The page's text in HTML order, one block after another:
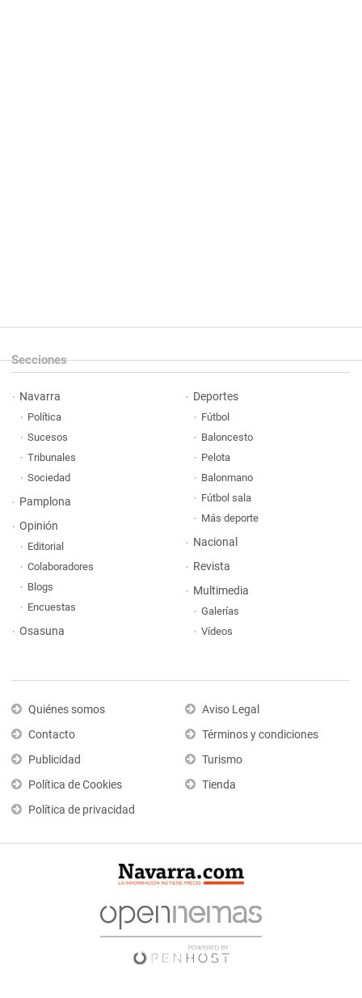
Secciones
Navarra
Política
Sucesos
Tribunales
Sociedad
Pamplona
Opinión
Editorial
Colaboradores
Blogs
Encuestas
Osasuna
Deportes
Fútbol
Baloncesto
Pelota
Balonmano
Fútbol sala
Más deporte
Nacional
Revista
Multimedia
Galerías
Vídeos
Quiénes somos
Contacto
Publicidad
Política de Cookies
Política de privacidad
Aviso Legal
Términos y condiciones
Turismo
Tienda